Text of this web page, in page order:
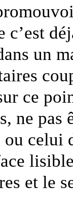
un
ce
ne
celui
et le